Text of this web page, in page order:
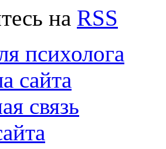
на RSS
психолога
сайта
связь